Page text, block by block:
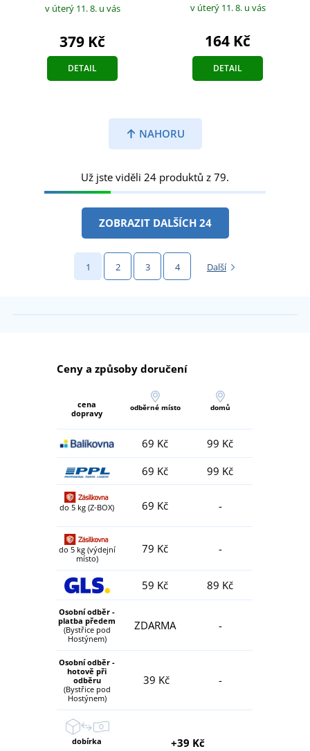
v úterý 11. 8. u vás
379 Kč
DETAIL
v úterý 11. 8. u vás
164 Kč
DETAIL
NAHORU
Už jste viděli 24 produktů z 79.
ZOBRAZIT DALŠÍCH 24
1 2 3 4 Další
Ceny a způsoby doručení
cena
dopravy
odběrné místo domů
69 Kč
99 Kč
69 Kč
99 Kč
do 5 kg (Z-BOX) 69 Kč -
do 5 kg (výdejní
místo)
79 Kč -
59 Kč 89 Kč
Osobní odběr -
platba předem
(Bystřice pod
Hostýnem)
ZDARMA -
Osobní odběr -
hotově při
odběru
(Bystřice pod
Hostýnem)
39 Kč -
dobírka +39 Kč